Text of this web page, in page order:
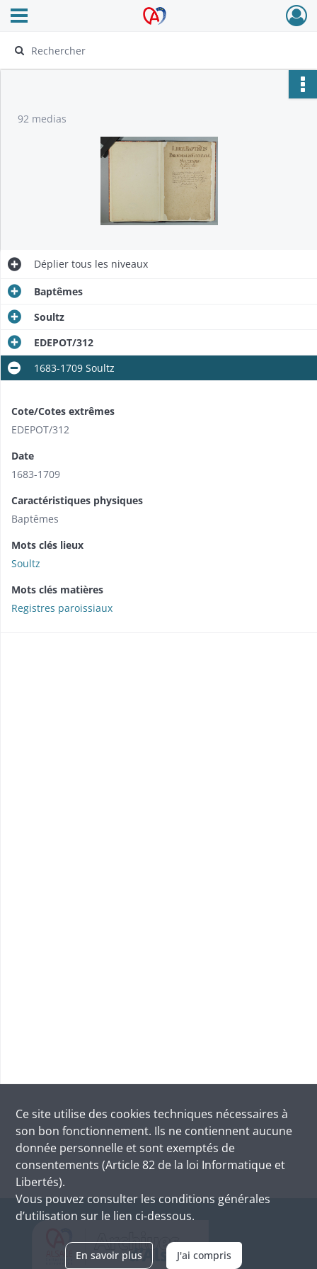
Archives Alsace - Colmar
Ouvrir le menu déroulant
92 medias
Déplier tous les niveaux
Baptêmes
Soultz
EDEPOT/312
1683-1709 Soultz
Cote/Cotes extrêmes
EDEPOT/312
Date
1683-1709
Caractéristiques physiques
Baptêmes
Mots clés lieux
Soultz
Mots clés matières
Registres paroissiaux
Ce site utilise des cookies techniques nécessaires à
son bon fonctionnement. Ils ne contiennent aucune
donnée personnelle et sont exemptés de
consentements (Article 82 de la loi Informatique et
Libertés).
Vous pouvez consulter les conditions générales
d’utilisation sur le lien ci-dessous.
En savoir plus J'ai compris